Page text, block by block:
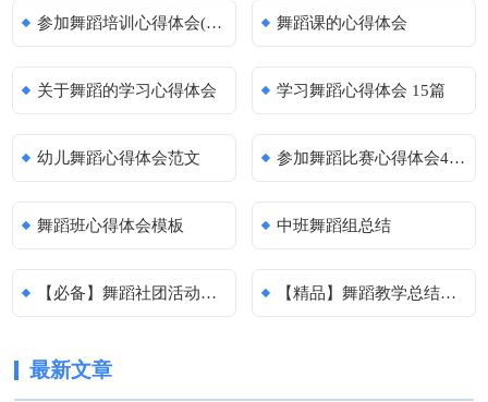
参加舞蹈培训心得体会(11篇) 舞蹈课的心得体会
关于舞蹈的学习心得体会 学习舞蹈心得体会 15篇
幼儿舞蹈心得体会范文 参加舞蹈比赛心得体会4篇（荐）
舞蹈班心得体会模板 中班舞蹈组总结
【必备】舞蹈社团活动总结四篇 【精品】舞蹈教学总结三篇
最新文章